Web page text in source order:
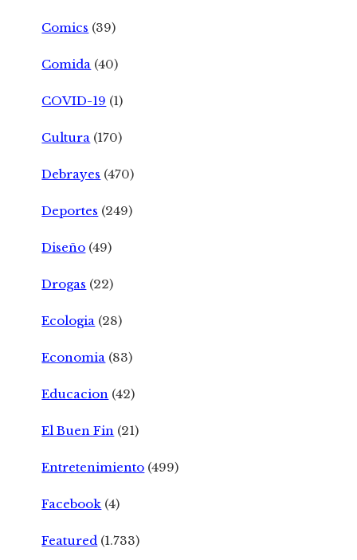
Comics (39)
Comida (40)
COVID-19 (1)
Cultura (170)
Debrayes (470)
Deportes (249)
Diseño (49)
Drogas (22)
Ecologia (28)
Economia (83)
Educacion (42)
El Buen Fin (21)
Entretenimiento (499)
Facebook (4)
Featured (1.733)